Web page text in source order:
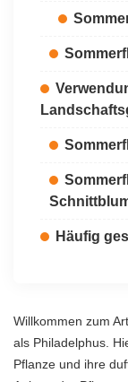
Häufig
Willkommen zum
als Philadelphus.
Pflanze und ihre